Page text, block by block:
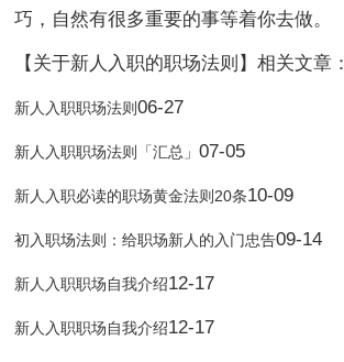
巧，自然有很多重要的事等着你去做。
【关于新人入职的职场法则】相关文章：
新人入职职场法则06-27
新人入职职场法则「汇总」07-05
新人入职必读的职场黄金法则20条10-09
初入职场法则：给职场新人的入门忠告09-14
新人入职职场自我介绍12-17
新人入职职场自我介绍12-17